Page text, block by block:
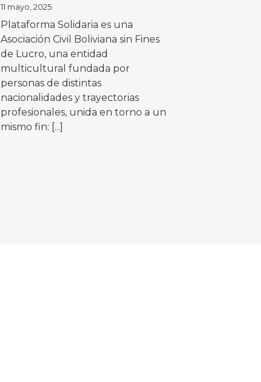
11 mayo, 2025
Plataforma Solidaria es una
Asociación Civil Boliviana sin Fines
de Lucro, una entidad
multicultural fundada por
personas de distintas
nacionalidades y trayectorias
profesionales, unida en torno a un
mismo fin: [...]